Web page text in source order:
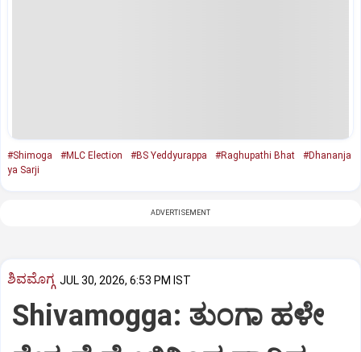
#Shimoga #MLC Election #BS Yeddyurappa #Raghupathi Bhat
#Dhananja
ya Sarji
ADVERTISEMENT
ಶಿವಮೊಗ್ಗ JUL 30, 2026, 6:53 PM IST
Shivamogga: ತುಂಗಾ ಹಳೇ